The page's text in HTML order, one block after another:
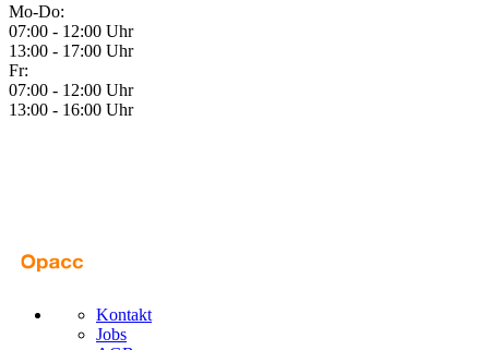
Mo-Do:
07:00 - 12:00 Uhr
13:00 - 17:00 Uhr
Fr:
07:00 - 12:00 Uhr
13:00 - 16:00 Uhr
Kontakt
Jobs